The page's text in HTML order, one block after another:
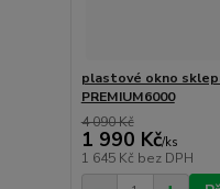
plastové okno
PREMIUM6000
4 090 Kč
1 990 Kč/ks
1 645 Kč bez DPH